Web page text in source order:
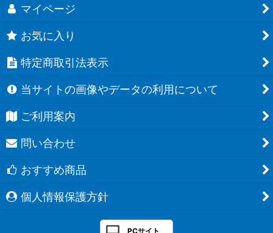
マイページ
お気に入り
特定商取引法表示
当サイトの画像やデータの利用について
ご利用案内
問い合わせ
おすすめ商品
個人情報保護方針
PCサイト